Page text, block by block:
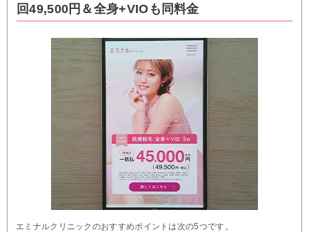
回49,500円＆全身+VIOも同料金
エミナルクリニックのおすすめポイントは次の5つです。